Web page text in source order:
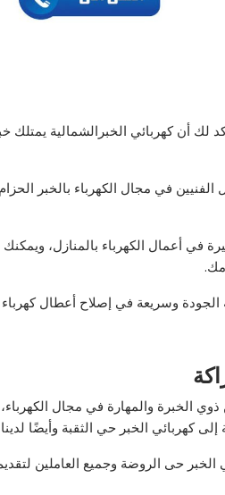
لك أن كهربائي الخبرالشمالية
في مجال الكهرباء بالخبر
في أعمال الكهرباء بالمنازل،
وسريعة في إصلاح أعطال
الخبرة والمهارة في مجال
كهربائي الخبر حي الثقبة وأيضًا
حى الروضة وجميع العاملين